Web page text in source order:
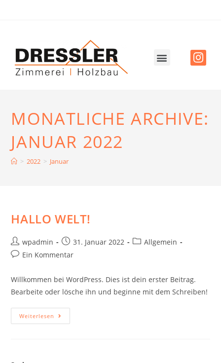
MONATLICHE ARCHIVE:
JANUAR 2022
> 2022 > Januar
HALLO WELT!
wpadmin 31. Januar 2022
Allgemein
Ein Kommentar
Willkommen bei WordPress. Dies ist dein erster Beitrag.
Bearbeite oder lösche ihn und beginne mit dem Schreiben!
Weiterlesen